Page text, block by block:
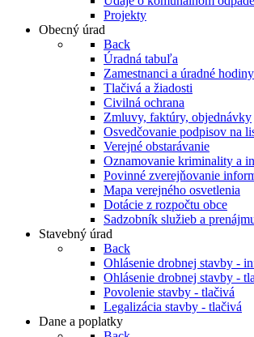
Projekty
Obecný úrad
Back
Úradná tabuľa
Zamestnanci a úradné hodiny
Tlačivá a žiadosti
Civilná ochrana
Zmluvy, faktúry, objednávky
Osvedčovanie podpisov na
Verejné obstarávanie
Oznamovanie kriminality a
Povinné zverejňovanie
Mapa verejného osvetlenia
Dotácie z rozpočtu obce
Sadzobník služieb a
Stavebný úrad
Back
Ohlásenie drobnej stavby -
Ohlásenie drobnej stavby -
Povolenie stavby - tlačivá
Legalizácia stavby - tlačivá
Dane a poplatky